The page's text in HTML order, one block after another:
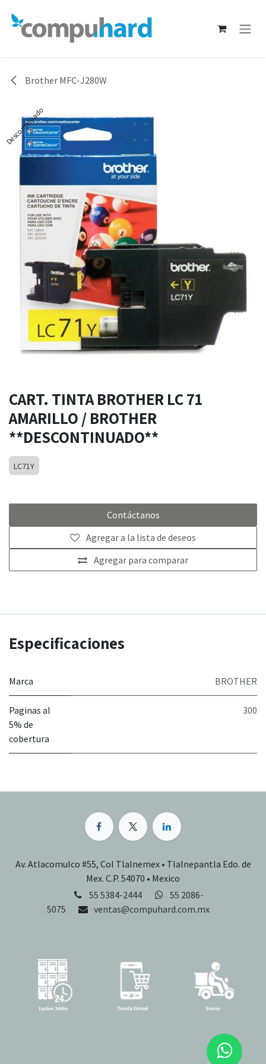
Brother MFC-J280W
Descontinuado
CART. TINTA BROTHER LC 71
AMARILLO / BROTHER
**DESCONTINUADO**
LC71Y
Contáctanos
Agregar para comparar
Agregar a la lista de deseos
Especificaciones
Marca BROTHER
Paginas al
5% de
cobertura
300
Av. Atlacomulco #55, Col Tlalnemex • Tlalnepantla Edo. de
Mex. C.P. 54070 • Mexico
55 5384-2444
55 2086-
5075
ventas@compuhard.com.mx